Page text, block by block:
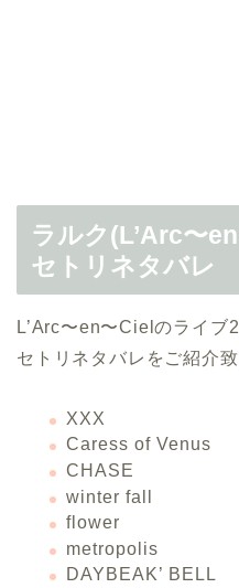
ラルク(L’Arc〜
セトリネタバレ
L’Arc〜en〜Cielのライブ
セトリネタバレをご紹介致
XXX
Caress of Venus
CHASE
winter fall
flower
metropolis
DAYBEAK’ BELL